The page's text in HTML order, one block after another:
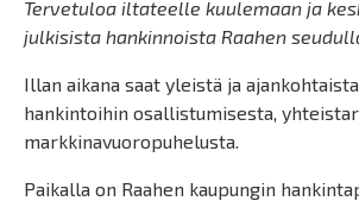
Tervetuloa iltateelle kuulemaan ja
julkisista hankinnoista Raahen
Illan aikana saat yleistä ja
hankintoihin osallistumisesta,
markkinavuoropuhelusta.
Paikalla on Raahen kaupungin